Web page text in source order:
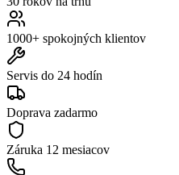
1000+ spokojných klientov
Servis do 24 hodín
Doprava zadarmo
Záruka 12 mesiacov